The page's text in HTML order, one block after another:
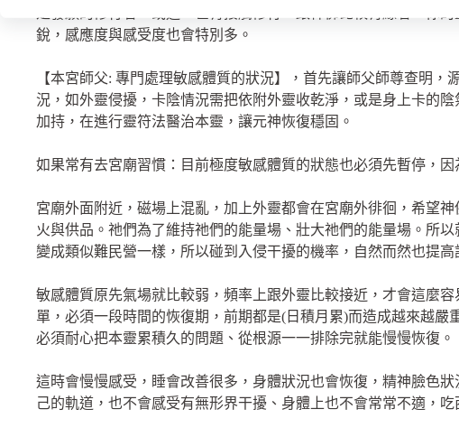
是發願的修行者，或這一世有接觸修行，跟神佛比較有緣者，你
銳，感應度與感受度也會特別多。
【本宮師父: 專門處理敏感體質的狀況】，首先讓師父師尊查明，
況，如外靈侵擾，卡陰情況需把依附外靈收乾淨，或是身上卡的
加持，在進行靈符法醫治本靈，讓元神恢復穩固。
如果常有去宮廟習慣：目前極度敏感體質的狀態也必須先暫停，因
宮廟外面附近，磁場上混亂，加上外靈都會在宮廟外徘徊，希望
火與供品。祂們為了維持祂們的能量場、壯大祂們的能量場。所以
變成類似難民營一樣，所以碰到入侵干擾的機率，自然而然也提高
敏感體質原先氣場就比較弱，頻率上跟外靈比較接近，才會這麼
單，必須一段時間的恢復期，前期都是(日積月累)而造成越來越嚴
必須耐心把本靈累積久的問題、從根源一一排除完就能慢慢恢復。
這時會慢慢感受，睡會改善很多，身體狀況也會恢復，精神臉色
己的軌道，也不會感受有無形界干擾、身體上也不會常常不適，吃